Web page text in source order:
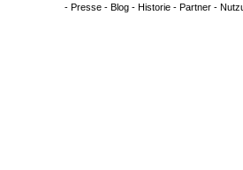
- Presse- Blog- Historie- Partner-